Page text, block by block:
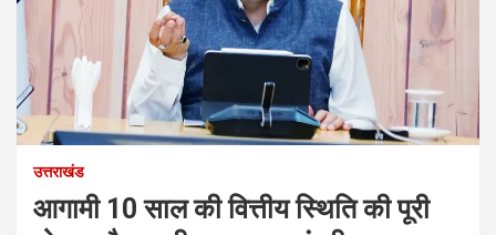
उत्तराखंड
आगामी 10 साल की वित्तीय स्थिति की पूरी